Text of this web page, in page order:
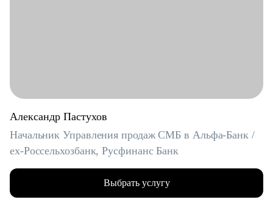
Александр Пастухов
Начальник Управления продаж СМБ в Альфа-Банк /
ex-Россельхозбанк, Русфинанс Банк
Выбрать услугу